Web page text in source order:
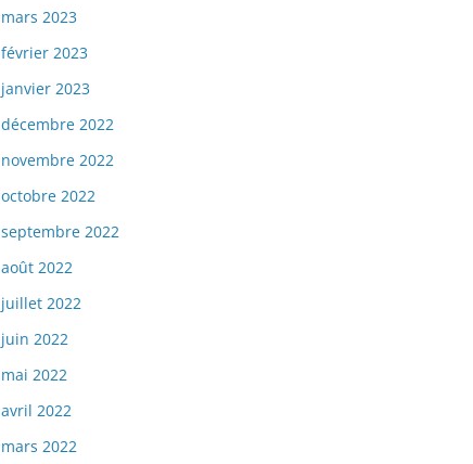
mars 2023
février 2023
janvier 2023
décembre 2022
novembre 2022
octobre 2022
septembre 2022
août 2022
juillet 2022
juin 2022
mai 2022
avril 2022
mars 2022